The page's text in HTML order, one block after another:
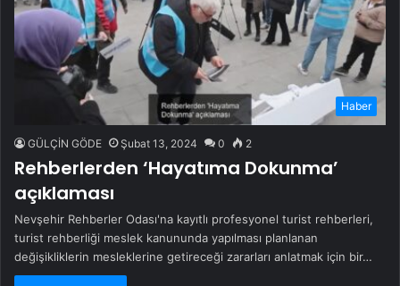
Haber
GÜLÇİN GÖDE Şubat 13, 2024 0 2
Rehberlerden ‘Hayatıma Dokunma’
açıklaması
Nevşehir Rehberler Odası'na kayıtlı profesyonel turist rehberleri,
turist rehberliği meslek kanununda yapılması planlanan
değişikliklerin mesleklerine getireceği zararları anlatmak için bir…